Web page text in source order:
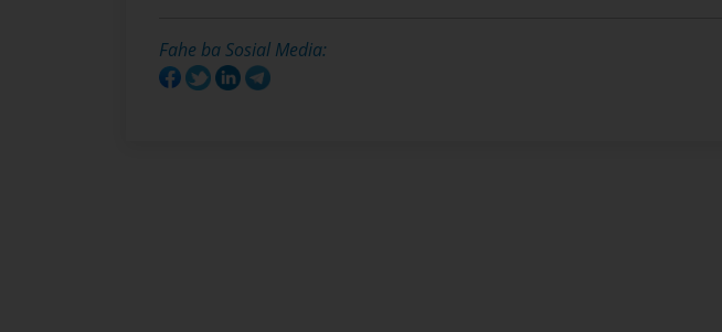
Fahe ba Sosial Media: